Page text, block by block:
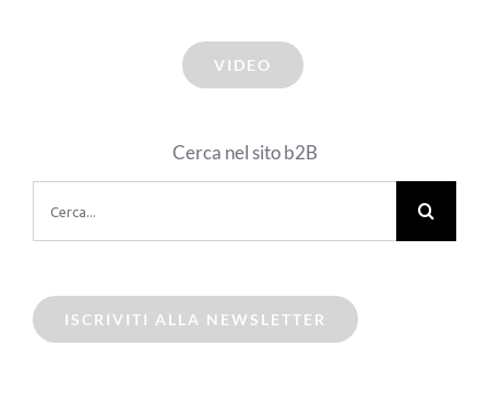
VIDEO
Cerca nel sito b2B
per:
ISCRIVITI ALLA NEWSLETTER